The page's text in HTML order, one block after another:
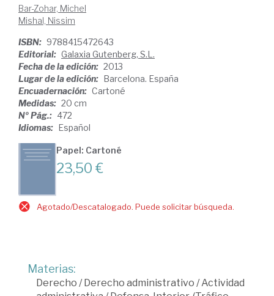
Bar-Zohar, Michel
Mishal, Nissim
ISBN: 9788415472643
Editorial: Galaxia Gutenberg, S.L.
Fecha de la edición: 2013
Lugar de la edición: Barcelona. España
Encuadernación: Cartoné
Medidas: 20 cm
Nº Pág.: 472
Idiomas: Español
Papel: Cartoné
23,50 €
Agotado/Descatalogado. Puede solicitar búsqueda.
Materias:
Derecho / Derecho administrativo /Actividad